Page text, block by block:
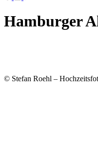
Hamburger
© Stefan Roehl –